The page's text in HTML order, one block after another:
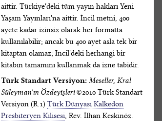
aittir. Türkiye'deki tüm yayın hakları Yeni
Yaşam Yayınları'na aittir. İncil metni, 400
ayete kadar izinsiz olarak her formatta
kullanılabilir; ancak bu 400 ayet asla tek bir
kitaptan olamaz; İncil'deki herhangi bir
kitabın tamamını kullanmak da izne tabidir.
Türk Standart Versiyon: Meseller, Kral
Süleyman'ın Özdeyişleri©2010 Türk Standart
Versiyon (R.1) Türk Dünyası Kalkedon
Presbiteryen Kilisesi, Rev. İlhan Keskinöz.